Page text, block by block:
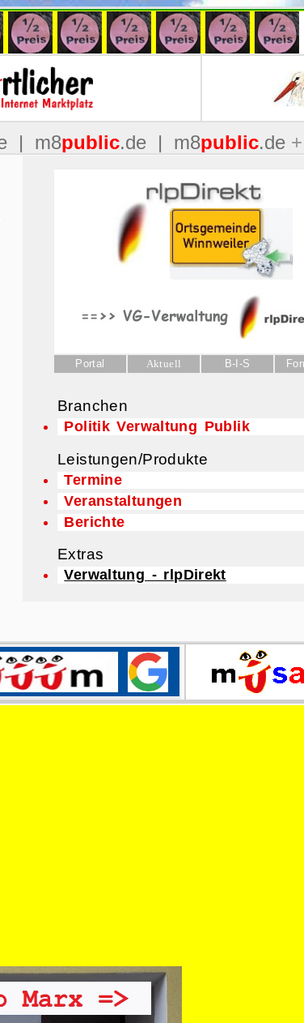
Branchen
Politik Verwaltung Publik
Leistungen/Produkte
Termine
Veranstaltungen
Berichte
Extras
Verwaltung - rlpDirekt